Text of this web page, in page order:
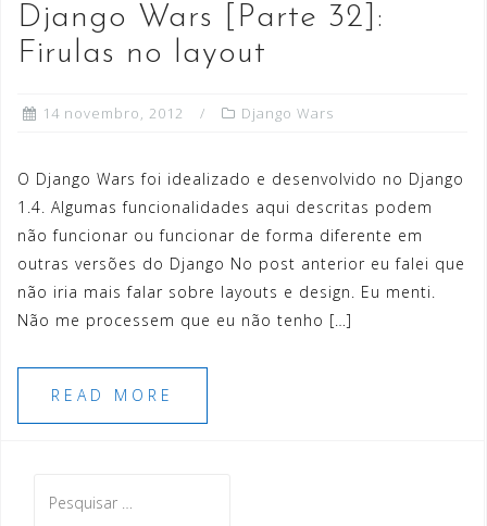
Django Wars [Parte 32]:
Firulas no layout
14 novembro, 2012 Django Wars
O Django Wars foi idealizado e desenvolvido no Django
1.4. Algumas funcionalidades aqui descritas podem
não funcionar ou funcionar de forma diferente em
outras versões do Django No post anterior eu falei que
não iria mais falar sobre layouts e design. Eu menti.
Não me processem que eu não tenho […]
READ MORE
por: